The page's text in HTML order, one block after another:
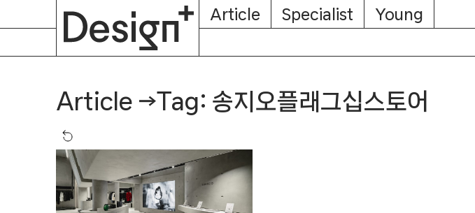
Article Specialist Young
Article →Tag: 송지오플래그십스토어
About
Subscription
Magazine